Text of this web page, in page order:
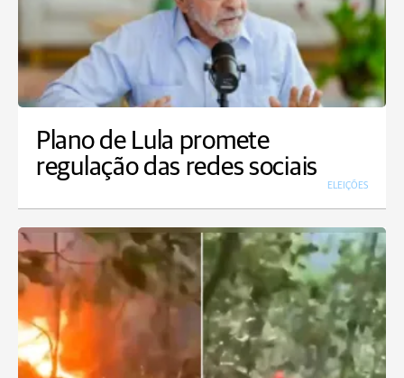
Plano de Lula promete
regulação das redes sociais
ELEIÇÕES